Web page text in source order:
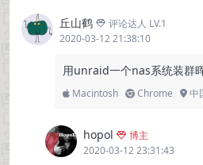
丘山鹤
评论达人 LV.1
2020-03-12 21:38:10
用unraid一个nas系统装群
Macintosh Chrome 中
hopol
博主
2020-03-12 23:31:43